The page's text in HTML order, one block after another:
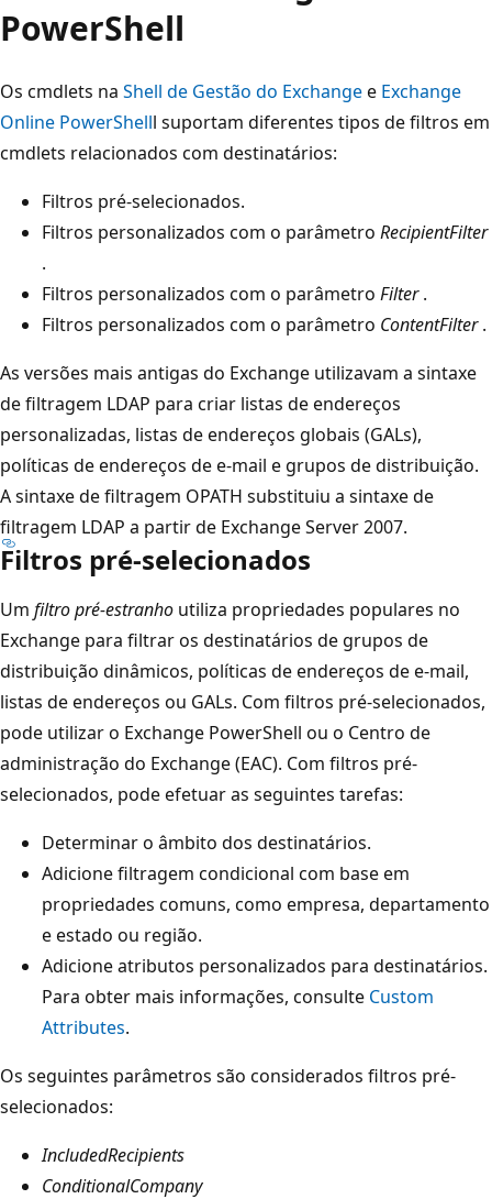
PowerShell
Os cmdlets na Shell de Gestão do Exchangee Exchange
Online PowerShelll suportam diferentes tipos de filtros em
cmdlets relacionados com destinatários:
Filtros pré-selecionados.
Filtros personalizados com o parâmetro RecipientFilter
.
Filtros personalizados com o parâmetro Filter.
Filtros personalizados com o parâmetro ContentFilter.
As versões mais antigas do Exchange utilizavam a sintaxe
de filtragem LDAP para criar listas de endereços
personalizadas, listas de endereços globais (GALs),
políticas de endereços de e-mail e grupos de distribuição.
A sintaxe de filtragem OPATH substituiu a sintaxe de
filtragem LDAP a partir de Exchange Server 2007.
Filtros pré-selecionados
Um filtro pré-estranho utiliza propriedades populares no
Exchange para filtrar os destinatários de grupos de
distribuição dinâmicos, políticas de endereços de e-mail,
listas de endereços ou GALs. Com filtros pré-selecionados,
pode utilizar o Exchange PowerShell ou o Centro de
administração do Exchange (EAC). Com filtros pré-
selecionados, pode efetuar as seguintes tarefas:
Determinar o âmbito dos destinatários.
Adicione filtragem condicional com base em
propriedades comuns, como empresa, departamento
e estado ou região.
Adicione atributos personalizados para destinatários.
Para obter mais informações, consulte Custom
Attributes.
Os seguintes parâmetros são considerados filtros pré-
selecionados:
IncludedRecipients
ConditionalCompany